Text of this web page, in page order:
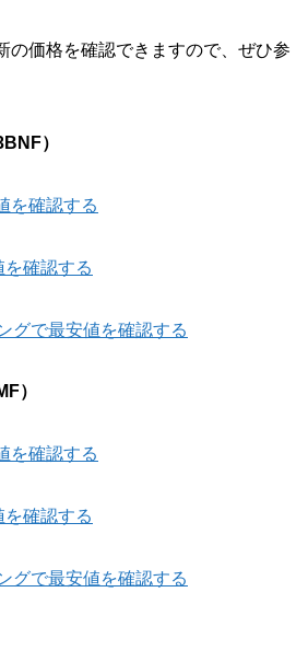
の価格を確認できますので、ぜひ参
）
を確認する
を確認する
グで最安値を確認する
）
を確認する
を確認する
グで最安値を確認する